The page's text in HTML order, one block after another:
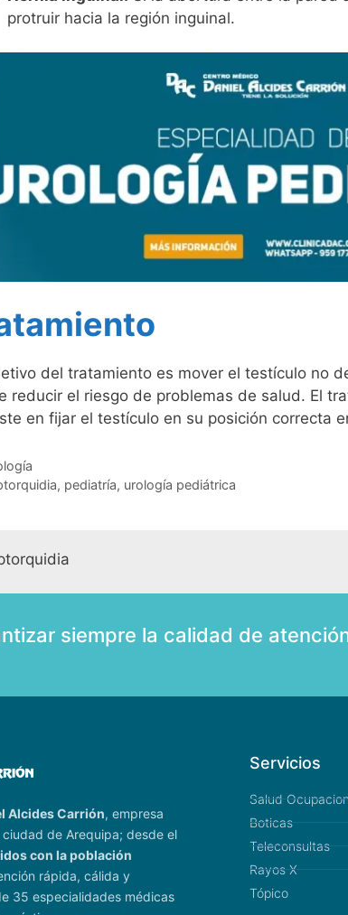
protruir hacia la región inguinal.
del tratamiento es mover el testículo no
reducir el riesgo de problemas de salud. El
en fijar el testículo en su posición correcta
, pediatría, urología pediátrica
siempre la calidad de
Alcides Carrión, empresa
de Arequipa; desde el
con la población
rápida, cálida y
35 especialidades médicas
Servicios
Salud
Boticas
Teleconsultas
Rayos X
Tópico